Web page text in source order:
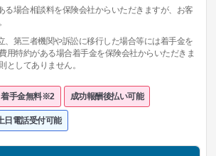
場合相談料を保険会社からいただきますが、お客
第三者機関や訴訟に移行した場合等には着手金を
用特約がある場合着手金を保険会社からいただきま
としてありません。
着手金無料※2 成功報酬後払い可能
日電話受付可能